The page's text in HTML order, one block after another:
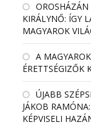
OROSHÁZÁN
KIRÁLYNŐ: ÍGY
MAGYAROK
A
ÉRETTSÉGIZŐK
ÚJABB
JÁKOB
KÉPVISELI